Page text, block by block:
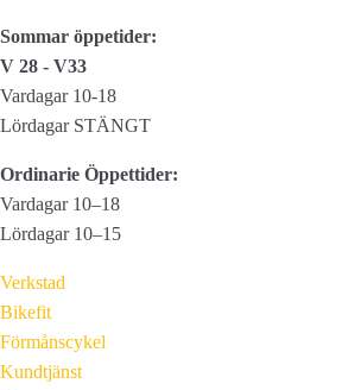
Sommar öppetider:
V 28 - V33
Vardagar 10-18
Lördagar STÄNGT
Ordinarie Öppettider:
Vardagar 10–18
Lördagar 10–15
Verkstad
Bikefit
Förmånscykel
Kundtjänst